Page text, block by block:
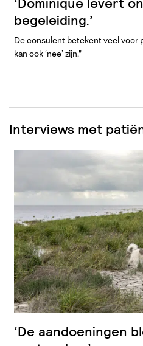
begeleiding.’
De consulent betekent veel voor
kan ook ‘nee’ zijn."
Interviews met
‘De aandoeningen